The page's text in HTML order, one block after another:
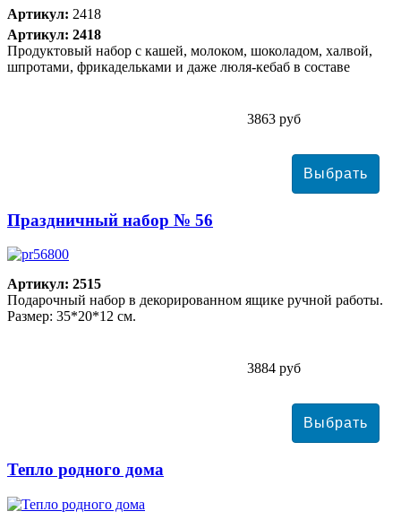
Артикул: 2418
Артикул: 2418
Продуктовый набор с кашей, молоком, шоколадом, халвой,
шпротами, фрикадельками и даже люля-кебаб в составе
3863 руб
Праздничный набор № 56
Артикул: 2515
Подарочный набор в декорированном ящике ручной работы.
Размер: 35*20*12 см.
3884 руб
Тепло родного дома